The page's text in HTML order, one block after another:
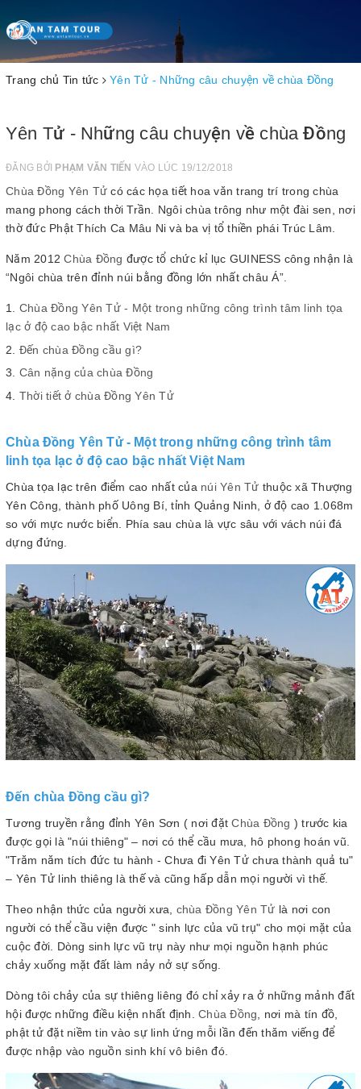
Toggle
navigation
Trang chủ Tin tức Yên Tử - Những câu chuyện về chùa Đồng
Yên Tử - Những câu chuyện về chùa Đồng
ĐĂNG BỞI PHẠM VĂN TIẾN VÀO LÚC 19/12/2018
Chùa Đồng Yên Tử có các họa tiết hoa văn trang trí trong chùa
mang phong cách thời Trần. Ngôi chùa trông như một đài sen, nơi
thờ đức Phật Thích Ca Mâu Ni và ba vị tổ thiền phái Trúc Lâm.
Năm 2012Chùa Đồng được tổ chức kỉ lục GUINESS công nhận là
“Ngôi chùa trên đỉnh núi bằng đồng lớn nhất châu Á”.
Chùa Đồng Yên Tử - Một trong những công trình tâm linh tọa
lạc ở độ cao bậc nhất Việt Nam
Đến chùa Đồng cầu gì?
Cân nặng của chùa Đồng
Thời tiết ở chùa Đồng Yên Tử
Chùa Đồng Yên Tử - Một trong những công trình tâm
linh tọa lạc ở độ cao bậc nhất Việt Nam
Chùa tọa lạc trên điểm cao nhất của núi Yên Tử thuộc xã Thượng
Yên Công, thành phố Uông Bí, tỉnh Quảng Ninh, ở độ cao 1.068m
so với mực nước biển. Phía sau chùa là vực sâu với vách núi đá
dựng đứng.
Đến chùa Đồng cầu gì?
Tương truyền rằng đỉnh Yên Sơn ( nơi đặtChùa Đồng ) trước kia
được gọi là "núi thiêng" – nơi có thể cầu mưa, hô phong hoán vũ.
"Trăm năm tích đức tu hành - Chưa đi Yên Tử chưa thành quả tu"
– Yên Tử linh thiêng là thế và cũng hấp dẫn mọi người vì thế.
Theo nhận thức của người xưa, chùa Đồng Yên Tử là nơi con
người có thể cầu viện được " sinh lực của vũ trụ" cho mọi mặt của
cuộc đời. Dòng sinh lực vũ trụ này như mọi nguồn hạnh phúc
chảy xuống mặt đất làm nảy nở sự sống.
Dòng tôi chảy của sự thiêng liêng đó chỉ xảy ra ở những mảnh đất
hội được những điều kiện nhất định. Chùa Đồng, nơi mà tín đồ,
phật tử đặt niềm tin vào sự linh ứng mỗi lần đến thăm viếng để
được nhập vào nguồn sinh khí vô biên đó.